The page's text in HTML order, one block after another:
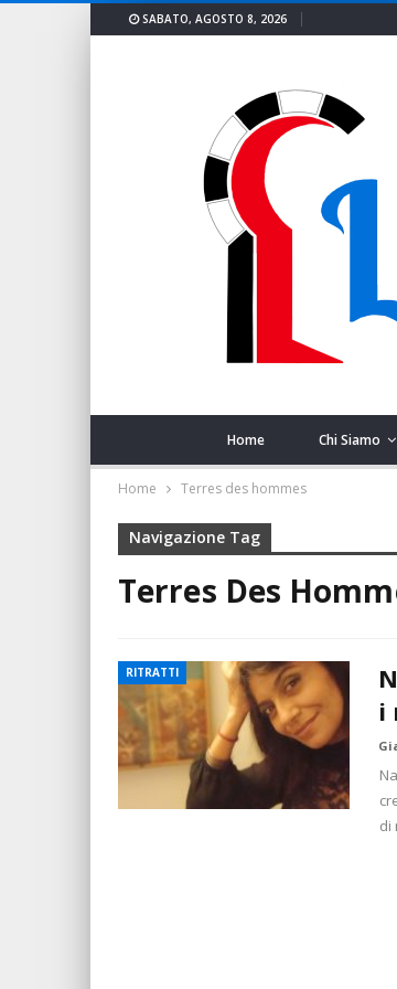
SABATO, AGOSTO 8, 2026
Home Chi Siamo
Home Terres des hommes
Navigazione Tag
Terres Des
RITRATTI
i
di